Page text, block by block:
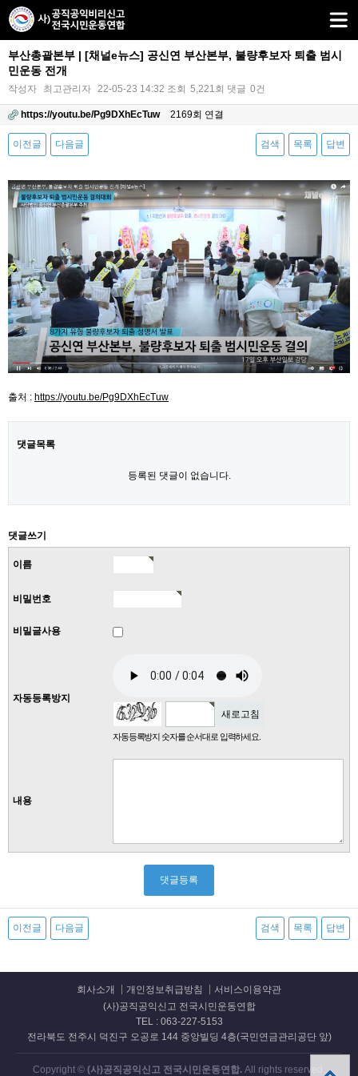
부산총괄본부 | [채널e뉴스] 공신연 부산본부, 불량후보자 퇴출 범시
민운동 전개
작성자 최고관리자 22-05-23 14:32 조회 5,221회 댓글 0건
https://youtu.be/Pg9DXhEcTuw 2169회 연결
이전글 다음글 검색 목록 답변
본문
출처 : https://youtu.be/Pg9DXhEcTuw
댓글목록
등록된 댓글이 없습니다.
댓글쓰기
이름
비밀번호
비밀글사용
자동등록방지
새로고침
자동등록방지 숫자를 순서대로 입력하세요.
내용
이전글 다음글 검색 목록 답변
회사소개 개인정보취급방침
서비스이용약관
(사)공직공익신고 전국시민운동연합
TEL : 063-227-5153
전라북도 전주시 덕진구 오공로 144 중앙빌딩 4층(국민연금관리공단 앞)
Copyright © (사)공직공익신고 전국시민운동연합. All rights reserved.